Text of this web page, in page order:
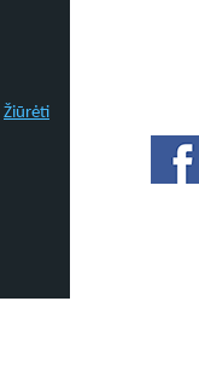
Žiūrėti